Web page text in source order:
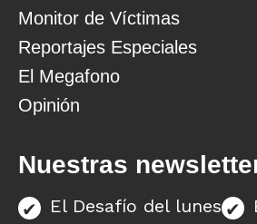
Monitor de Víctimas
Reportajes Especiales
El Megafono
Opinión
Nuestras
El Desafío del lunes